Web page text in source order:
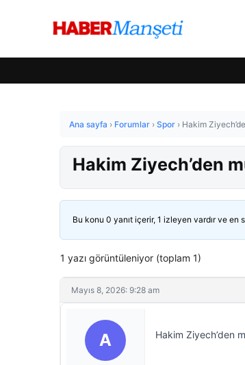
Ana sayfa › Forumlar › Spor › Hakim
Hakim Ziyech’den
Bu konu 0 yanıt içerir, 1 izleyen vardır ve en
1 yazı görüntüleniyor (toplam 1)
Mayıs 8, 2026: 9:28 am
A Hakim Ziyech’den